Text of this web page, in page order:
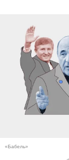
«Бабель»